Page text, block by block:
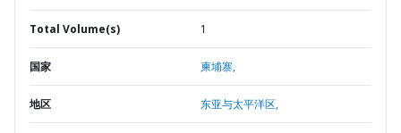
Total Volume(s) 1
国家 柬埔寨,
地区 东亚与太平洋区,